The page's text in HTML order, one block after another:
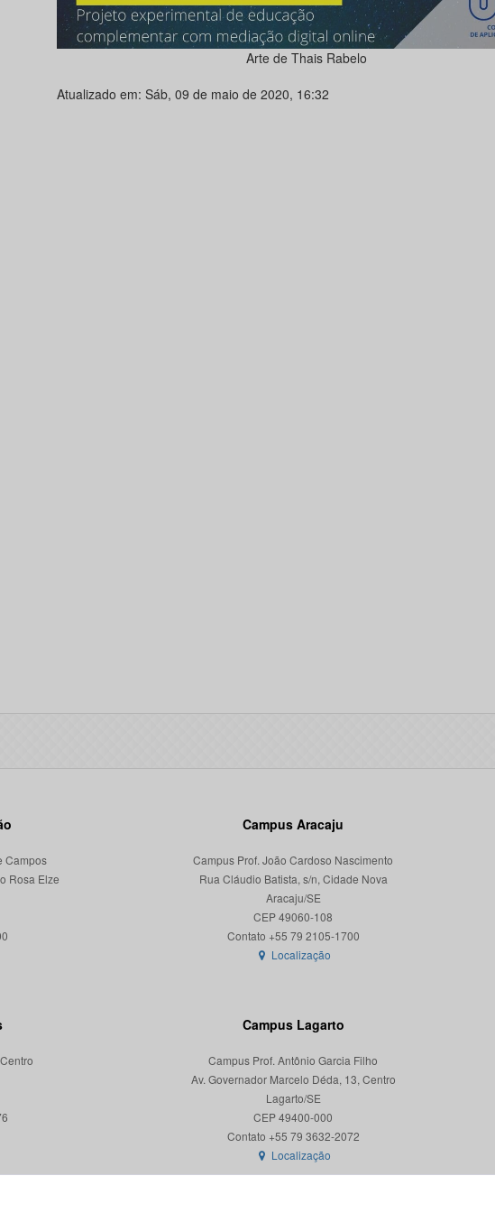
Arte de Thais Rabelo
Atualizado em: Sáb, 09 de maio de 2020, 16:32
Campos
Rosa Elze
Campus Aracaju
Campus Prof. João Cardoso Nascimento
Rua Cláudio Batista, s/n, Cidade Nova
Aracaju/SE
CEP 49060-108
Localização
Campus Lagarto
Campus Prof. Antônio Garcia Filho
Av. Governador Marcelo Déda, 13, Centro
Lagarto/SE
CEP 49400-000
Localização